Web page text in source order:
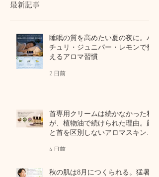
最新記事
睡眠の質を高めたい夏の夜に。パ
チュリ・ジュニパー・レモンで整
えるアロマ習慣
2 日前
首専用クリームは続かなかった私
が、植物油で続けられた理由。顔
と首を区別しないアロマスキンケ
4 日前
秋の肌は8月につくられる。猛暑